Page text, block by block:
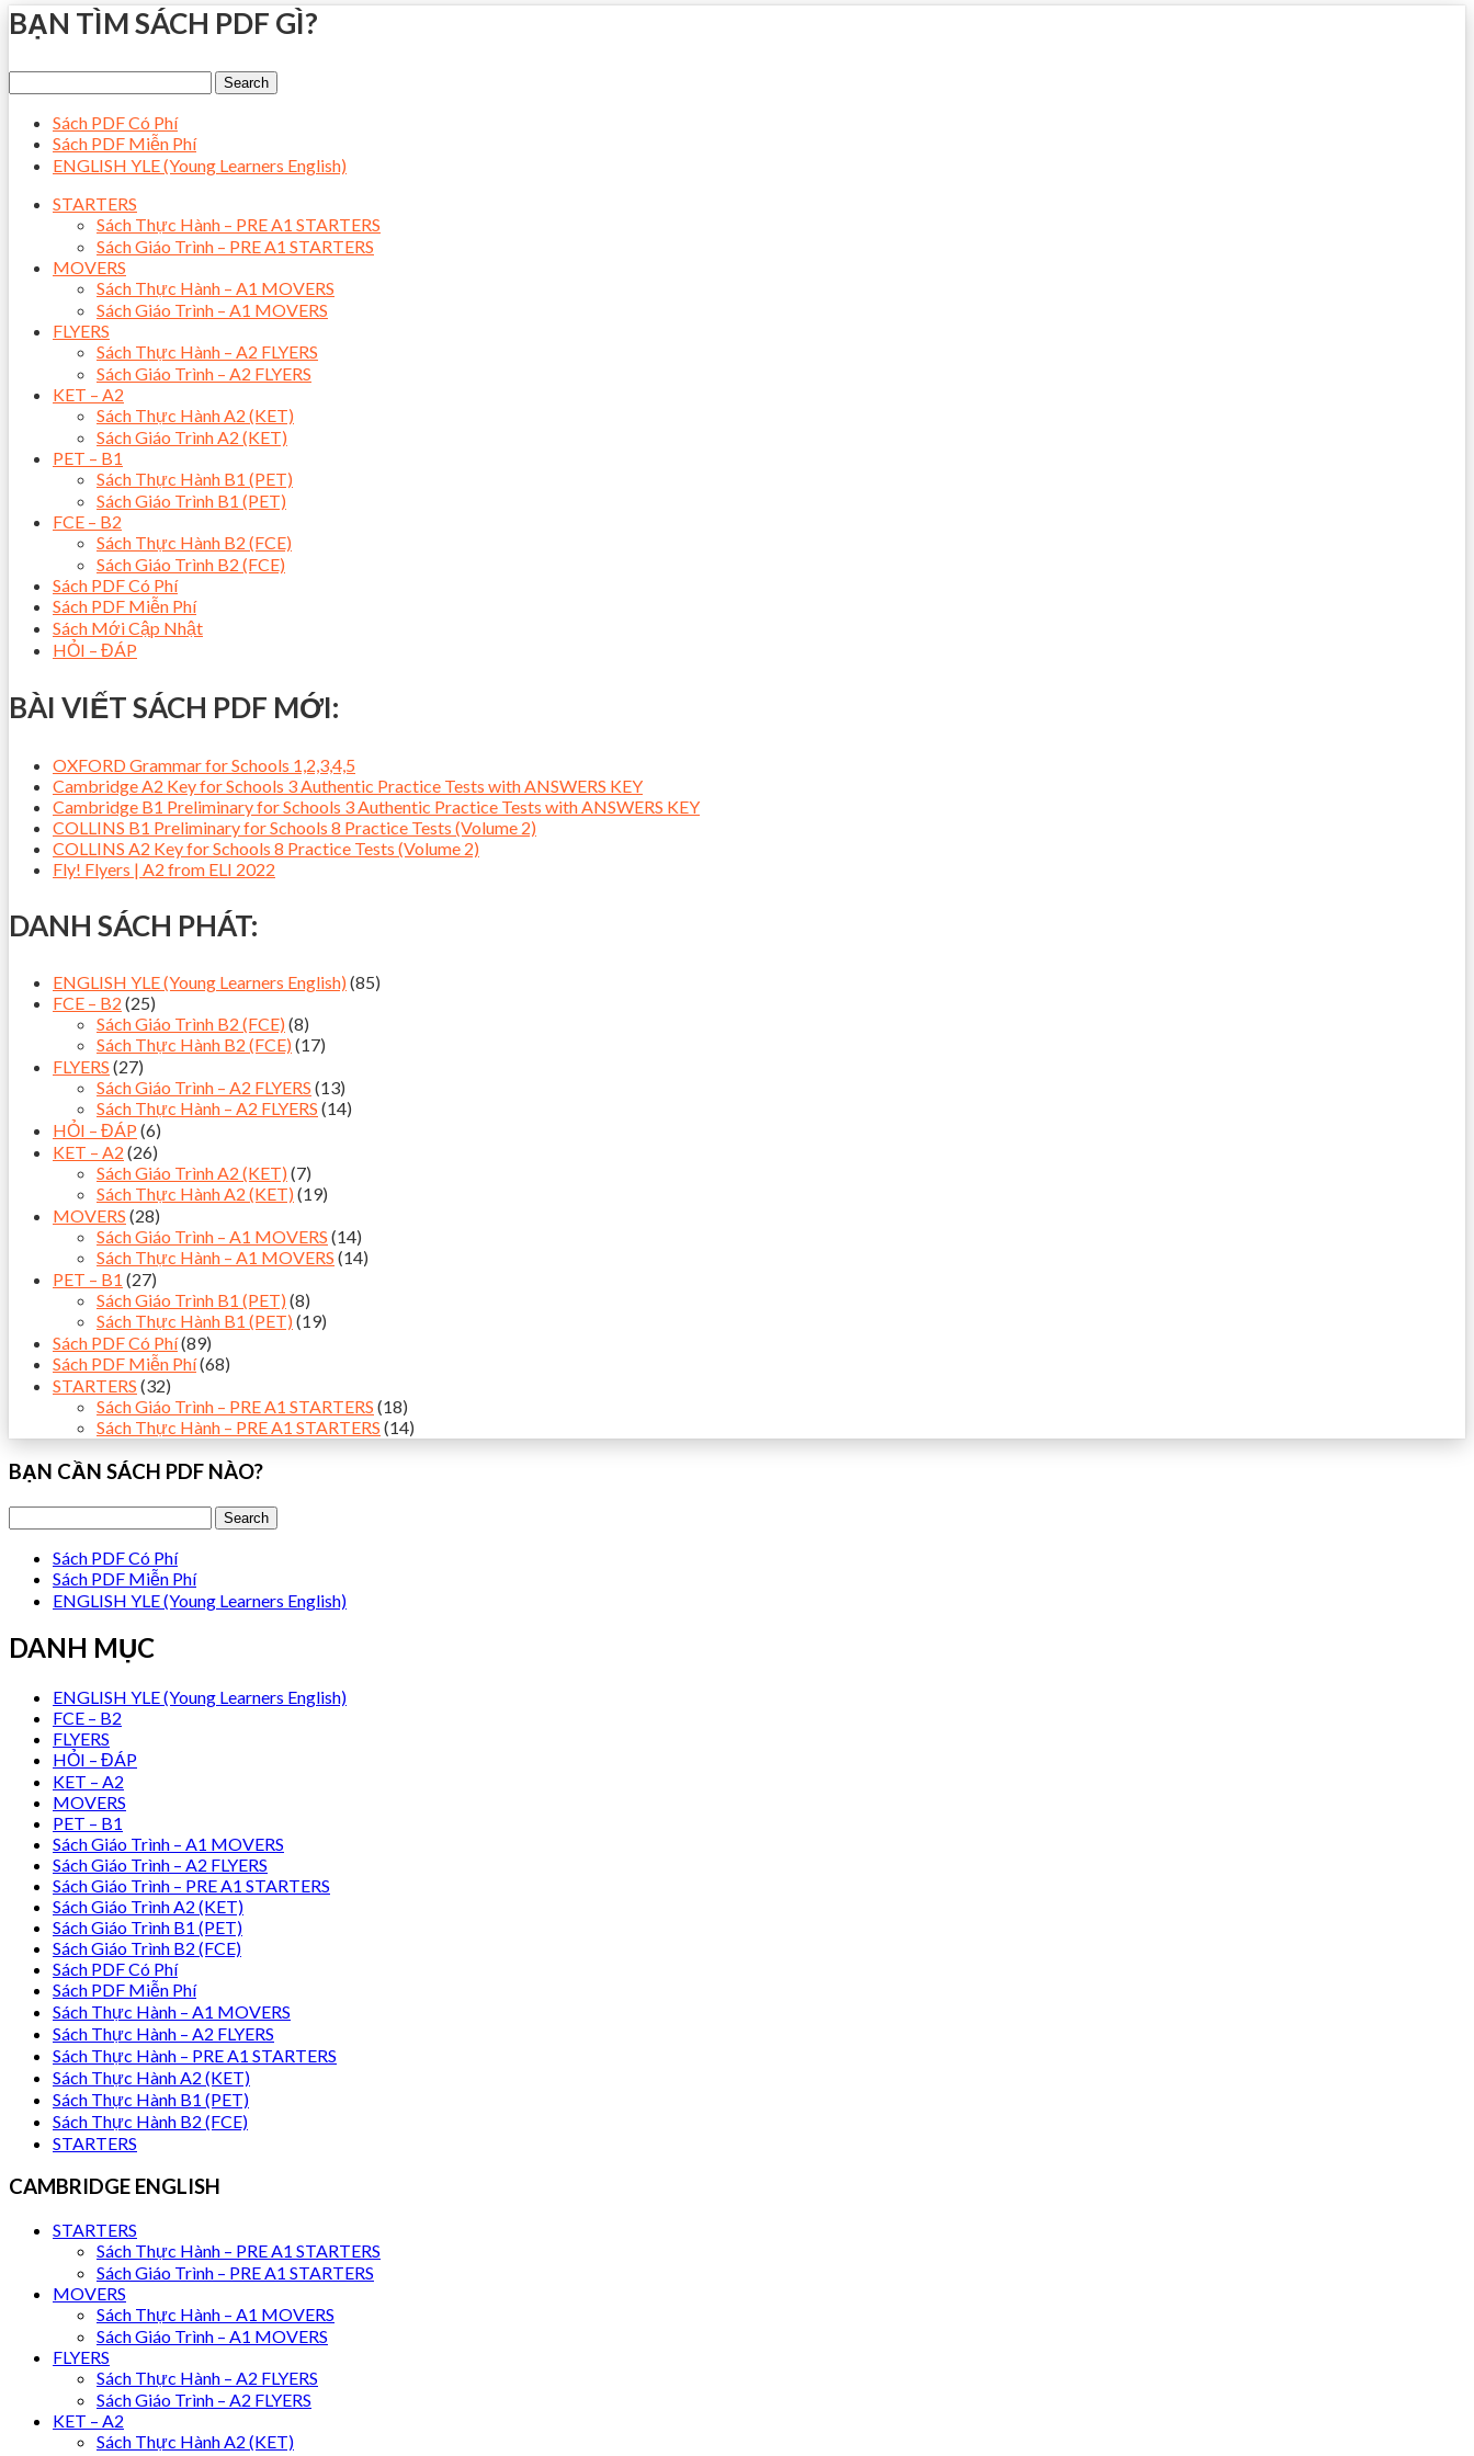
BẠN TÌM SÁCH PDF GÌ?
Sách PDF Có Phí
Sách PDF Miễn Phí
ENGLISH YLE (Young Learners English)
STARTERS
Sách Thực Hành – PRE A1 STARTERS
Sách Giáo Trình – PRE A1 STARTERS
MOVERS
Sách Thực Hành – A1 MOVERS
Sách Giáo Trình – A1 MOVERS
FLYERS
Sách Thực Hành – A2 FLYERS
Sách Giáo Trình – A2 FLYERS
KET – A2
Sách Thực Hành A2 (KET)
Sách Giáo Trình A2 (KET)
PET – B1
Sách Thực Hành B1 (PET)
Sách Giáo Trình B1 (PET)
FCE – B2
Sách Thực Hành B2 (FCE)
Sách Giáo Trình B2 (FCE)
Sách PDF Có Phí
Sách PDF Miễn Phí
Sách Mới Cập Nhật
HỎI – ĐÁP
BÀI VIẾT SÁCH PDF MỚI:
OXFORD Grammar for Schools 1,2,3,4,5
Cambridge A2 Key for Schools 3 Authentic Practice Tests with ANSWERS KEY
Cambridge B1 Preliminary for Schools 3 Authentic Practice Tests with ANSWERS KEY
COLLINS B1 Preliminary for Schools 8 Practice Tests (Volume 2)
COLLINS A2 Key for Schools 8 Practice Tests (Volume 2)
Fly! Flyers | A2 from ELI 2022
DANH SÁCH PHÁT:
ENGLISH YLE (Young Learners English) (85)
FCE – B2 (25)
Sách Giáo Trình B2 (FCE) (8)
Sách Thực Hành B2 (FCE) (17)
FLYERS (27)
Sách Giáo Trình – A2 FLYERS (13)
Sách Thực Hành – A2 FLYERS (14)
HỎI – ĐÁP (6)
KET – A2 (26)
Sách Giáo Trình A2 (KET) (7)
Sách Thực Hành A2 (KET) (19)
MOVERS (28)
Sách Giáo Trình – A1 MOVERS (14)
Sách Thực Hành – A1 MOVERS (14)
PET – B1 (27)
Sách Giáo Trình B1 (PET) (8)
Sách Thực Hành B1 (PET) (19)
Sách PDF Có Phí(89)
Sách PDF Miễn Phí(68)
STARTERS (32)
Sách Giáo Trình – PRE A1 STARTERS (18)
Sách Thực Hành – PRE A1 STARTERS (14)
BẠN CẦN SÁCH PDF NÀO?
Sách PDF Có Phí
Sách PDF Miễn Phí
ENGLISH YLE (Young Learners English)
DANH MỤC
ENGLISH YLE (Young Learners English)
FCE – B2
FLYERS
HỎI – ĐÁP
KET – A2
MOVERS
PET – B1
Sách Giáo Trình – A1 MOVERS
Sách Giáo Trình – A2 FLYERS
Sách Giáo Trình – PRE A1 STARTERS
Sách Giáo Trình A2 (KET)
Sách Giáo Trình B1 (PET)
Sách Giáo Trình B2 (FCE)
Sách PDF Có Phí
Sách PDF Miễn Phí
Sách Thực Hành – A1 MOVERS
Sách Thực Hành – A2 FLYERS
Sách Thực Hành – PRE A1 STARTERS
Sách Thực Hành A2 (KET)
Sách Thực Hành B1 (PET)
Sách Thực Hành B2 (FCE)
STARTERS
CAMBRIDGE ENGLISH
STARTERS
Sách Thực Hành – PRE A1 STARTERS
Sách Giáo Trình – PRE A1 STARTERS
MOVERS
Sách Thực Hành – A1 MOVERS
Sách Giáo Trình – A1 MOVERS
FLYERS
Sách Thực Hành – A2 FLYERS
Sách Giáo Trình – A2 FLYERS
KET – A2
Sách Thực Hành A2 (KET)